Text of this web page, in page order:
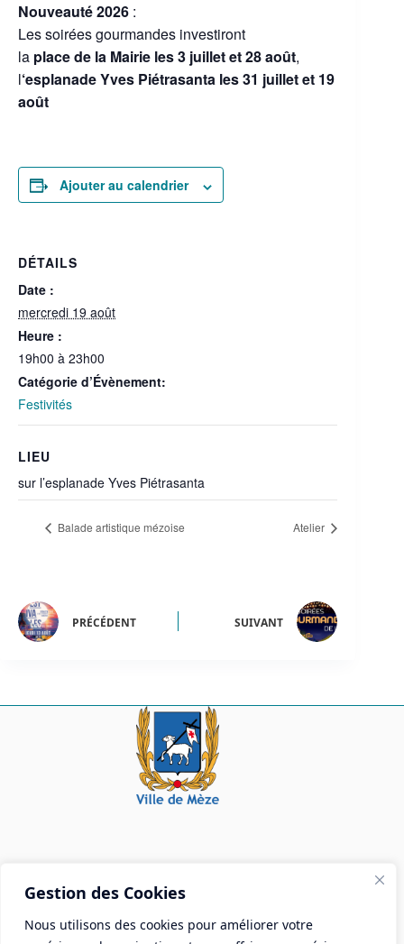
Gestion des Cookies
Nous utilisons des cookies pour améliorer votre
Nouveauté 2026 :
Les soirées gourmandes investiront
la place de la Mairie les 3 juillet et 28 août,
l‘esplanade Yves Piétrasanta les 31 juillet et 19
août
Ajouter au calendrier
DÉTAILS
Date :
mercredi 19 août
Heure :
19h00 à 23h00
Catégorie d’Évènement:
Festivités
LIEU
sur l’esplanade Yves Piétrasanta
Balade artistique mézoise Atelier
PRÉCÉDENT SUIVANT
Mairie de Mèze
Place Aristide Briand - BP 28 34140 Mèze